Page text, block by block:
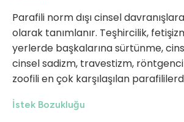
Parafili norm dışı cinsel
olarak tanımlanır. Teşhircilik,
yerlerde başkalarına sürtünme,
cinsel sadizm, travestizm,
zoofili en çok karşılaşılan
İstek Bozukluğu